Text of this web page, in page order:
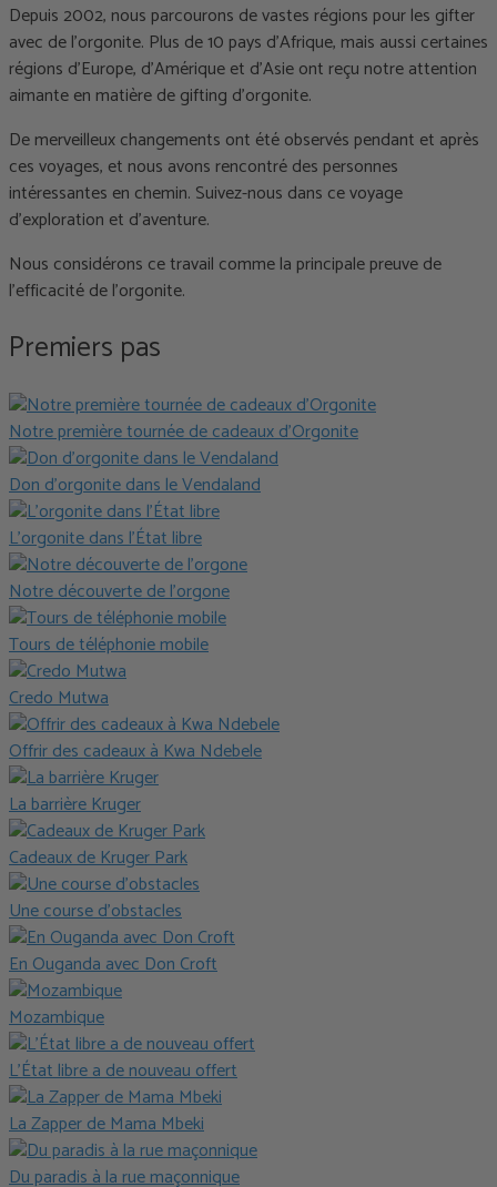
Depuis 2002, nous parcourons de vastes régions pour les gifter
avec de l'orgonite. Plus de 10 pays d'Afrique, mais aussi certaines
régions d'Europe, d'Amérique et d'Asie ont reçu notre attention
aimante en matière de gifting d'orgonite.
De merveilleux changements ont été observés pendant et après
ces voyages, et nous avons rencontré des personnes
intéressantes en chemin. Suivez-nous dans ce voyage
d'exploration et d'aventure.
Nous considérons ce travail comme la principale preuve de
l'efficacité de l'orgonite.
Premiers pas
Notre première tournée de cadeaux d’Orgonite
Don d’orgonite dans le Vendaland
L’orgonite dans l’État libre
Notre découverte de l’orgone
Tours de téléphonie mobile
Credo Mutwa
Offrir des cadeaux à Kwa Ndebele
La barrière Kruger
Cadeaux de Kruger Park
Une course d’obstacles
En Ouganda avec Don Croft
Mozambique
L’État libre a de nouveau offert
La Zapper de Mama Mbeki
Du paradis à la rue maçonnique